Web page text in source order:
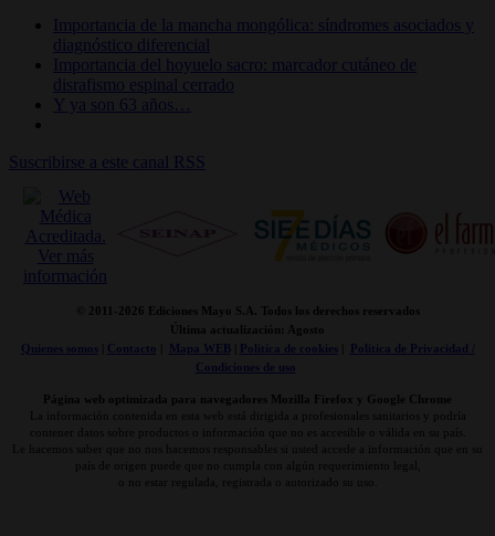
Importancia de la mancha mongólica: síndromes asociados y
diagnóstico diferencial
Importancia del hoyuelo sacro: marcador cutáneo de
disrafismo espinal cerrado
Y ya son 63 años…
Suscribirse a este canal RSS
© 2011- 2026 Ediciones Mayo S.A. Todos los derechos reservados
Última actualización: Agosto
Quienes somos| Contacto Mapa WEB| Politica de cookies|
Politica de Privacidad /
Condiciones de uso
Página web optimizada para navegadores Mozilla Firefox y Google Chrome
La información contenida en esta web está dirigida a profesionales sanitarios y podría
contener datos sobre productos o información que no es accesible o válida en su país.
Le hacemos saber que no nos hacemos responsables si usted accede a información que en su
país de origen puede que no cumpla con algún requerimiento legal,
o no estar regulada, registrada o autorizado su uso.